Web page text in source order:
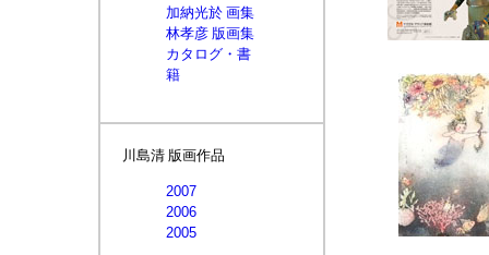
加納光於 画集
林孝彦 版画集
カタログ・書
籍
川島清 版画作品
2007
2006
2005